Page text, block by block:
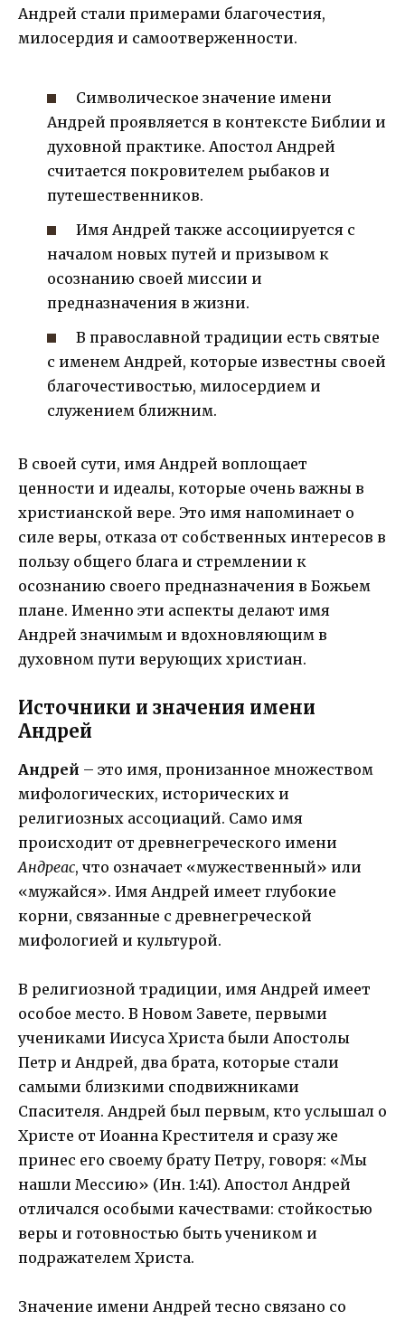
Андрей стали примерами благочестия,
милосердия и самоотверженности.
Символическое значение имени
Андрей проявляется в контексте Библии и
духовной практике. Апостол Андрей
считается покровителем рыбаков и
путешественников.
Имя Андрей также ассоциируется с
началом новых путей и призывом к
осознанию своей миссии и
предназначения в жизни.
В православной традиции есть святые
с именем Андрей, которые известны своей
благочестивостью, милосердием и
служением ближним.
В своей сути, имя Андрей воплощает
ценности и идеалы, которые очень важны в
христианской вере. Это имя напоминает о
силе веры, отказа от собственных интересов в
пользу общего блага и стремлении к
осознанию своего предназначения в Божьем
плане. Именно эти аспекты делают имя
Андрей значимым и вдохновляющим в
духовном пути верующих христиан.
Источники и значения имени
Андрей
Андрей – это имя, пронизанное множеством
мифологических, исторических и
религиозных ассоциаций. Само имя
происходит от древнегреческого имени
Андреас, что означает «мужественный» или
«мужайся». Имя Андрей имеет глубокие
корни, связанные с древнегреческой
мифологией и культурой.
В религиозной традиции, имя Андрей имеет
особое место. В Новом Завете, первыми
учениками Иисуса Христа были Апостолы
Петр и Андрей, два брата, которые стали
самыми близкими сподвижниками
Спасителя. Андрей был первым, кто услышал о
Христе от Иоанна Крестителя и сразу же
принес его своему брату Петру, говоря: «Мы
нашли Мессию» (Ин. 1:41). Апостол Андрей
отличался особыми качествами: стойкостью
веры и готовностью быть учеником и
подражателем Христа.
Значение имени Андрей тесно связано со